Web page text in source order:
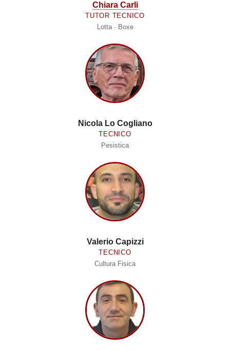
Chiara Carli
TUTOR TECNICO
Lotta · Boxe
Nicola Lo Cogliano
TECNICO
Pesistica
Valerio Capizzi
TECNICO
Cultura Fisica